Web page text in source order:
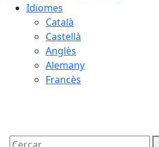
Idiomes
Català
Castellà
Anglès
Alemany
Francès